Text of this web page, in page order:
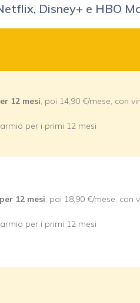
Disney+ e HBO
12 mesi, poi 14,90 €/mese, con
per i primi 12 mesi
12 mesi, poi 18,90 €/mese, con
per i primi 12 mesi